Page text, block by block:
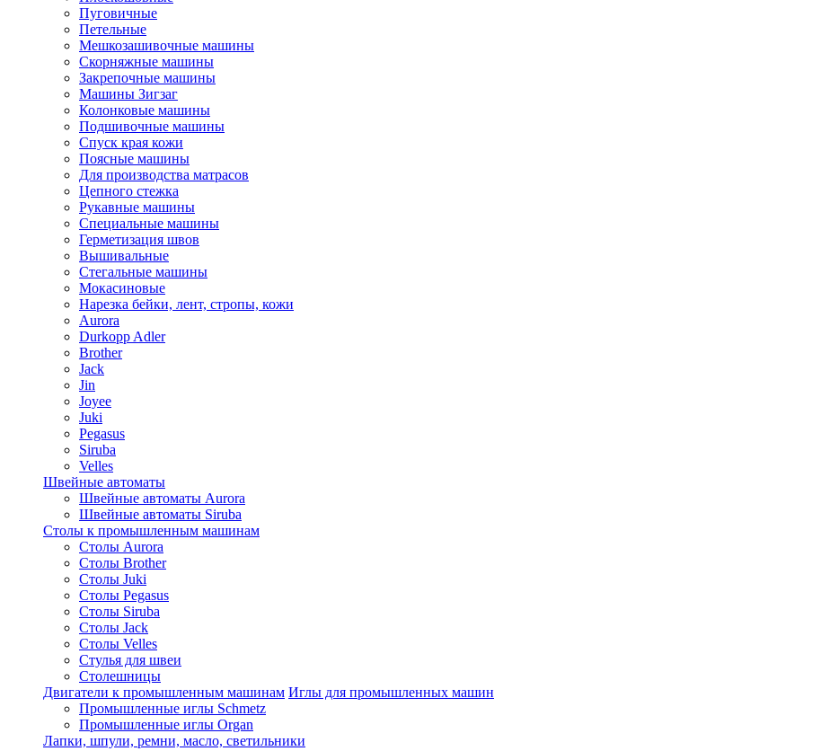
Пуговичные
Петельные
Мешкозашивочные машины
Скорняжные машины
Закрепочные машины
Машины Зигзаг
Колонковые машины
Подшивочные машины
Спуск края кожи
Поясные машины
Для производства матрасов
Цепного стежка
Рукавные машины
Специальные машины
Герметизация швов
Вышивальные
Стегальные машины
Мокасиновые
Нарезка бейки, лент, стропы, кожи
Aurora
Durkopp Adler
Brother
Jack
Jin
Joyee
Juki
Pegasus
Siruba
Velles
Швейные автоматы
Швейные автоматы Aurora
Швейные автоматы Siruba
Столы к промышленным машинам
Столы Aurora
Столы Brother
Столы Juki
Столы Pegasus
Столы Siruba
Столы Jack
Столы Velles
Стулья для швеи
Столешницы
Двигатели к промышленным машинам Иглы для промышленных машин
Промышленные иглы Schmetz
Промышленные иглы Organ
Лапки, шпули, ремни, масло, светильники